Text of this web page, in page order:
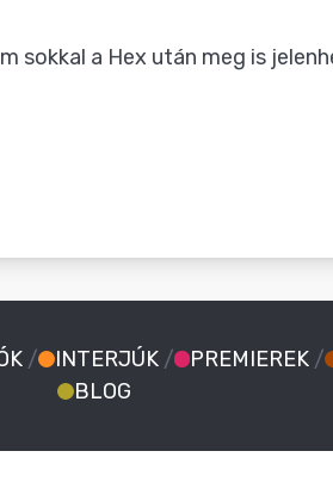
sokkal a Hex után meg is
/ INTERJÚK / PREMIEREK /
BLOG